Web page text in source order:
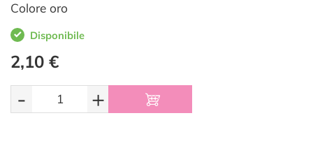
Colore oro
Disponibile
2,10 €
- +